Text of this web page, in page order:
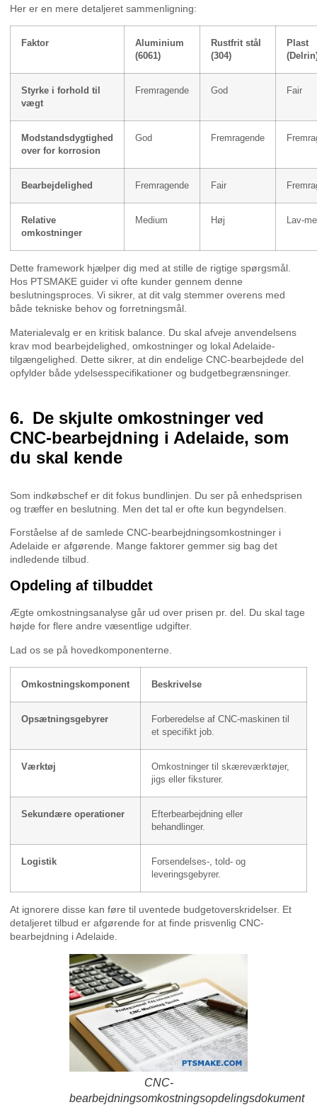
Her er en mere detaljeret sammenligning:
Faktor
Aluminium
(6061)
Rustfrit stål
(304)
Plast
Styrke i forhold til
vægt
Fremragende God Fair
Modstandsdygtighed
over for korrosion
God Fremragende
Bearbejdelighed Fremragende Fair
Relative
omkostninger
Medium Høj Lav-
Dette framework hjælper dig med at stille de rigtige spørgsmål.
Hos PTSMAKE guider vi ofte kunder gennem denne
beslutningsproces. Vi sikrer, at dit valg stemmer overens med
både tekniske behov og forretningsmål.
Materialevalg er en kritisk balance. Du skal afveje anvendelsens
krav mod bearbejdelighed, omkostninger og lokal Adelaide-
tilgængelighed. Dette sikrer, at din endelige CNC-bearbejdede del
opfylder både ydelsesspecifikationer og budgetbegrænsninger.
De skjulte omkostninger ved
CNC-bearbejdning i Adelaide, som
du skal kende
Som indkøbschef er dit fokus bundlinjen. Du ser på enhedsprisen
og træffer en beslutning. Men det tal er ofte kun begyndelsen.
Forståelse af de samlede CNC-bearbejdningsomkostninger i
Adelaide er afgørende. Mange faktorer gemmer sig bag det
indledende tilbud.
Opdeling af tilbuddet
Ægte omkostningsanalyse går ud over prisen pr. del. Du skal tage
højde for flere andre væsentlige udgifter.
Lad os se på hovedkomponenterne.
Omkostningskomponent Beskrivelse
Opsætningsgebyrer
Forberedelse af CNC-maskinen til
et specifikt job.
Værktøj
Omkostninger til skæreværktøjer,
jigs eller fiksturer.
Sekundære operationer
Efterbearbejdning eller
behandlinger.
Logistik
Forsendelses-, told- og
leveringsgebyrer.
At ignorere disse kan føre til uventede budgetoverskridelser. Et
detaljeret tilbud er afgørende for at finde prisvenlig CNC-
bearbejdning i Adelaide.
CNC-
bearbejdningsomkostningsopdelingsdokument